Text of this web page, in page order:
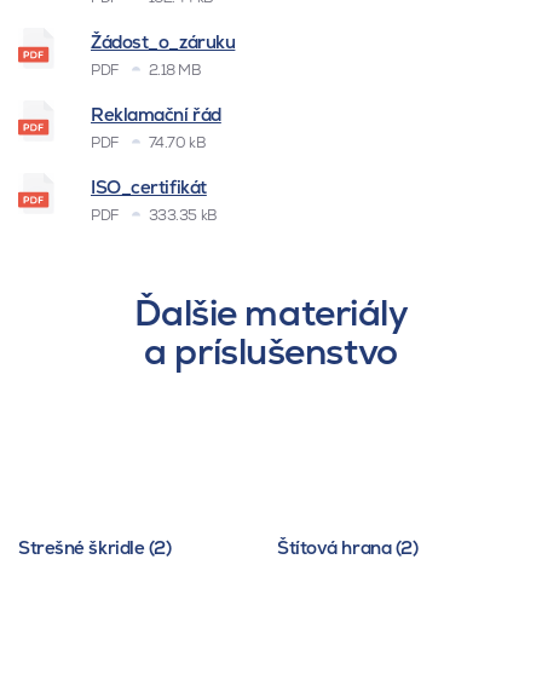
Žádost_o_záruku
PDF 2.18 MB
Reklamační řád
PDF 74.70 kB
ISO_certifikát
PDF 333.35 kB
Ďalšie materiály
a príslušenstvo
Strešné škridle (2) Štítová hrana (2)